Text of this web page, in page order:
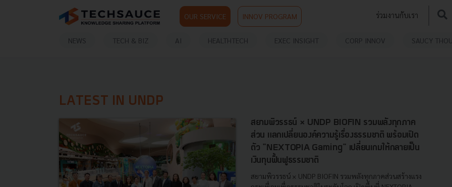
OUR SERVICE INNOV PROGRAM ร่วมงานกับเรา
NEWS TECH & BIZ AI HEALTHTECH EXEC INSIGHT CORP INNOV SAUCY
LATEST IN UNDP
สยามพิวรรธน์ × UNDP BIOFIN รวมพลังทุกภาค
ส่วน แลกเปลี่ยนองค์ความรู้เรื่องธรรมชาติ พร้อมเปิด
ตัว "NEXTOPIA Gaming" เปลี่ยนเกมให้กลายเป็น
เงินทุนฟื้นฟูธรรมชาติ
สยามพิวรรธน์ × UNDP BIOFIN รวมพลังทุกภาคส่วนสร้างแรง